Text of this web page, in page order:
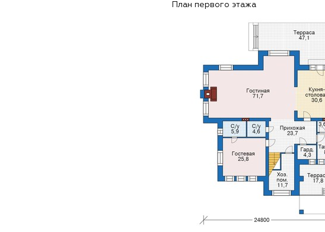
План первого этажа